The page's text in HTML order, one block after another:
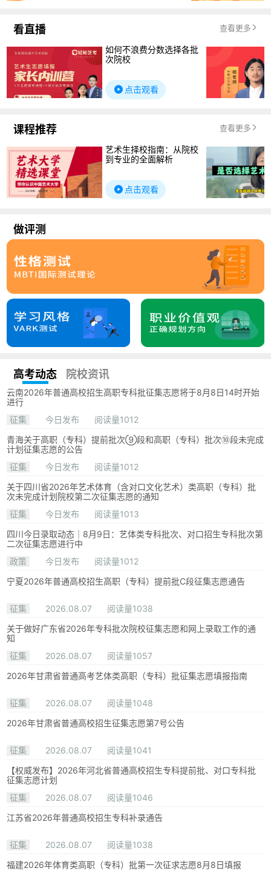
看直播 查看更多
如何不浪费分数选择各批
次院校
点击观看
课程推荐 查看更多
艺术生择校指南：从院校
到专业的全面解析
点击观看
做评测
高考动态 院校资讯
云南2026年普通高校招生高职专科批征集志愿将于8月8日14时开始
进行
征集
今日发布
阅读量1012
青海关于高职（专科）提前批次⑨段和高职（专科）批次⑩段未完成
计划征集志愿的公告
征集
今日发布
阅读量1012
关于四川省2026年艺术体育（含对口文化艺术）类高职（专科）批
次未完成计划院校第二次征集志愿的通知
征集
今日发布
阅读量1013
四川今日录取动态｜8月9日：艺体类专科批次、对口招生专科批次第
二次征集志愿进行中
政策
今日发布
阅读量1012
宁夏2026年普通高校招生高职（专科）提前批C段征集志愿通告
征集 2026.08.07
阅读量1038
关于做好广东省2026年专科批次院校征集志愿和网上录取工作的通
知
征集
2026.08.07
阅读量1057
2026年甘肃省普通高考艺体类高职（专科）批征集志愿填报指南
征集 2026.08.07
阅读量1048
2026年甘肃省普通高校招生征集志愿第7号公告
征集 2026.08.07
阅读量1041
【权威发布】2026年河北省普通高校招生专科提前批、对口专科批
征集志愿计划
征集
2026.08.07
阅读量1046
江苏省2026年普通高校招生专科补录通告
征集 2026.08.07
阅读量1038
福建2026年体育类高职（专科）批第一次征求志愿8月8日填报